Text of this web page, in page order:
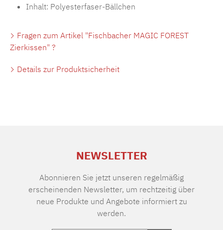
Inhalt: Polyesterfaser-Bällchen
Fragen zum Artikel "Fischbacher MAGIC FOREST
Zierkissen" ?
Details zur Produktsicherheit
NEWSLETTER
Abonnieren Sie jetzt unseren regelmäßig
erscheinenden Newsletter, um rechtzeitig über
neue Produkte und Angebote informiert zu
werden.